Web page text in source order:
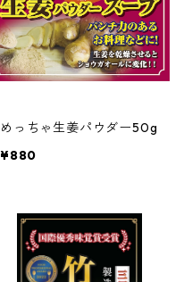
めっちゃ生姜パウダー50g
¥880